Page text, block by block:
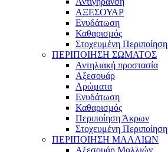
ΑΞΕΣΟΥΑΡ
Ενυδάτωση
Καθαρισμός
Στοχευμένη Περιποίηση
ΠΕΡΙΠΟΙΗΣΗ ΣΩΜΑΤΟΣ
Αντηλιακή προστασία
Αξεσουάρ
Αρώματα
Ενυδάτωση
Καθαρισμός
Περιποίηση Άκρων
Στοχευμένη Περιποίηση
ΠΕΡΙΠΟΙΗΣΗ ΜΑΛΛΙΩΝ
Αξεσουάρ Μαλλιών